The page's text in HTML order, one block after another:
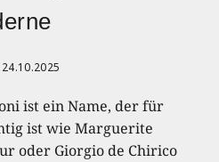
24.10.2025
ist ein Name, der für
ist wie Marguerite
oder Giorgio de Chirico